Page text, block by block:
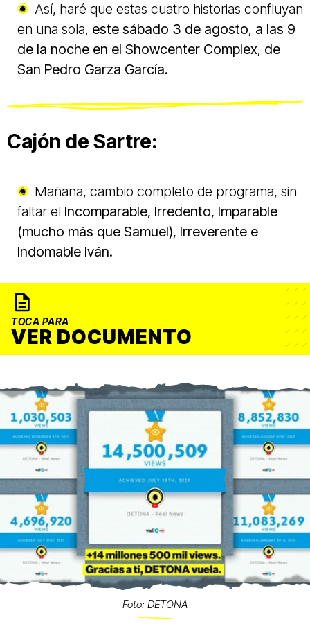
Así, haré que estas cuatro historias confluyan
en una sola, este sábado 3 de agosto, a las 9
de la noche en el Showcenter Complex, de
San Pedro Garza García.
Cajón de Sartre:
Mañana, cambio completo de programa, sin
faltar el Incomparable, Irredento, Imparable
(mucho más que Samuel), Irreverente e
Indomable Iván.
TOCA PARA
VER DOCUMENTO
Foto: DETONA